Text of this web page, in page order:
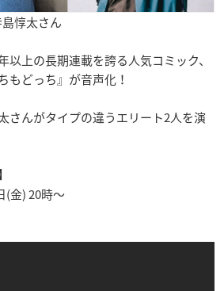
惇太さん
以上の長期連載を誇る人気コミック、
もどっち』が音声化！
さんがタイプの違うエリート2人を演
(金) 20時～